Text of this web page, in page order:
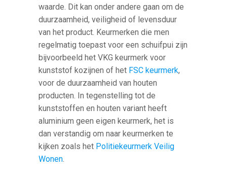
waarde. Dit kan onder andere gaan om de
duurzaamheid, veiligheid of levensduur
van het product. Keurmerken die men
regelmatig toepast voor een schuifpui zijn
bijvoorbeeld het VKG keurmerk voor
kunststof kozijnen of het FSC keurmerk,
voor de duurzaamheid van houten
producten. In tegenstelling tot de
kunststoffen en houten variant heeft
aluminium geen eigen keurmerk, het is
dan verstandig om naar keurmerken te
kijken zoals het Politiekeurmerk Veilig
Wonen.